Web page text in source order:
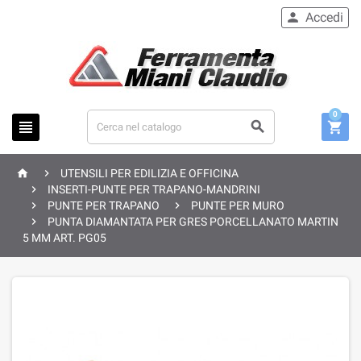
 
 Accedi

0
 
UTENSILI PER EDILIZIA E OFFICINA

INSERTI-PUNTE PER TRAPANO-MANDRINI

PUNTE PER TRAPANO 
PUNTE PER MURO

PUNTA DIAMANTATA PER GRES PORCELLANATO MARTIN
5 MM ART. PG05